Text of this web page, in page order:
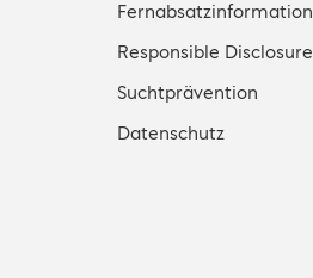
Fernabsatzinformation
Responsible Disclosure
Suchtprävention
Datenschutz